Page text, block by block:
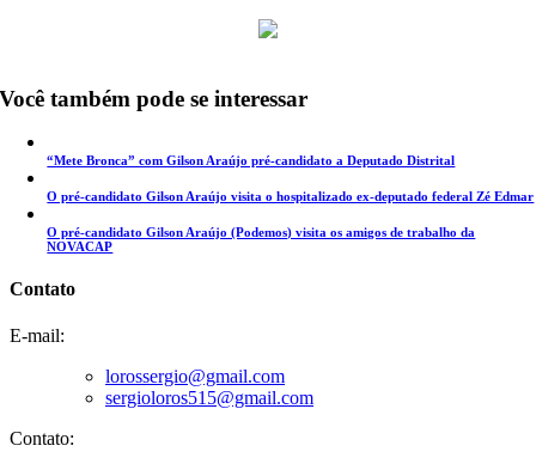
Você também pode se interessar
“Mete Bronca” com Gilson Araújo pré-candidato a Deputado Distrital
O pré-candidato Gilson Araújo visita o hospitalizado ex-deputado federal Zé Edmar
O pré-candidato Gilson Araújo (Podemos) visita os amigos de trabalho da
NOVACAP
Contato
E-mail:
lorossergio@gmail.com
sergioloros515@gmail.com
Contato: